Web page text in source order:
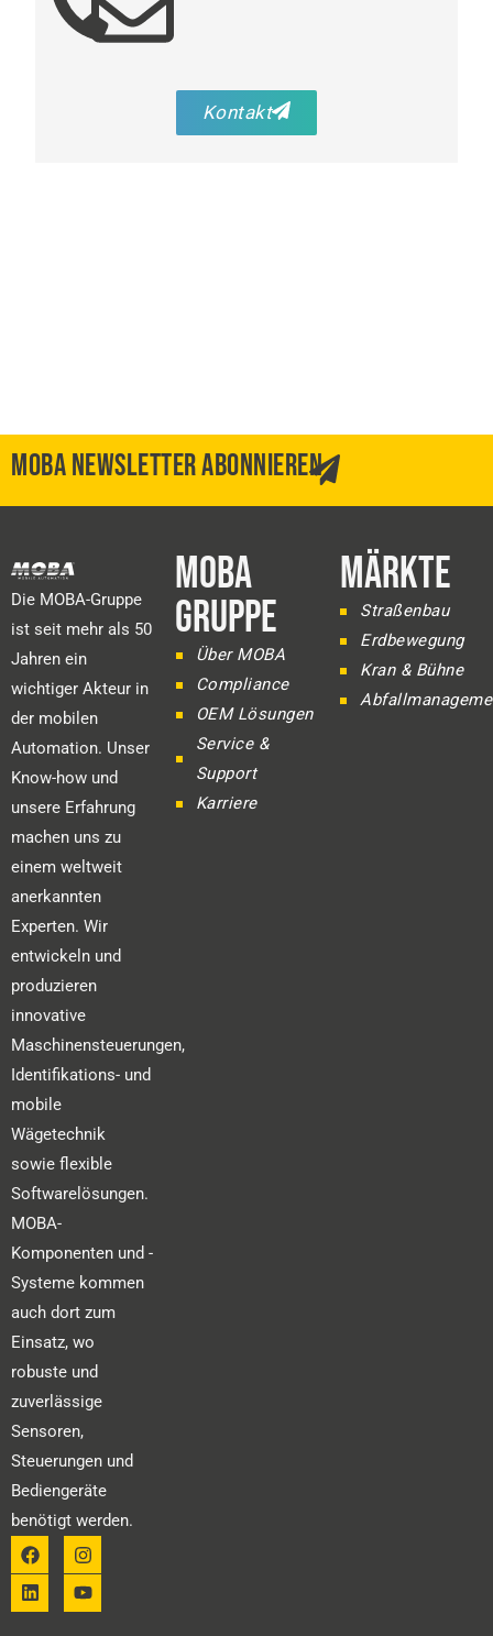
Kontakt
MOBA NEWSLETTER ABONNIEREN
Die MOBA-Gruppe
ist seit mehr als 50
Jahren ein
wichtiger Akteur in
der mobilen
Automation. Unser
Know-how und
unsere Erfahrung
machen uns zu
einem weltweit
anerkannten
Experten. Wir
entwickeln und
produzieren
innovative
Maschinensteuerungen,
Identifikations- und
mobile
Wägetechnik
sowie flexible
Softwarelösungen.
MOBA-
Komponenten und -
Systeme kommen
auch dort zum
Einsatz, wo
robuste und
zuverlässige
Sensoren,
Steuerungen und
Bediengeräte
benötigt werden.
MOBA
GRUPPE
Über MOBA
Compliance
OEM Lösungen
Service &
Support
Karriere
MÄRKTE
Straßenbau
Erdbewegung
Kran & Bühne